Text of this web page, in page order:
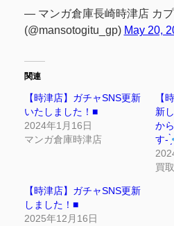
— マンガ倉庫長崎時津店 カ
(@mansotogitu_gp) May 20,
関連
【時津店】ガチャSNS更新
いたしました！■
2024年1月16日
マンガ倉庫時津店
【
新
か
す- ̗̀
買
【時津店】ガチャSNS更新
しました！■
2025年12月16日